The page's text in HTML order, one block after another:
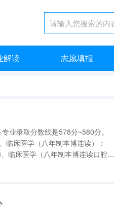
解读 志愿填报